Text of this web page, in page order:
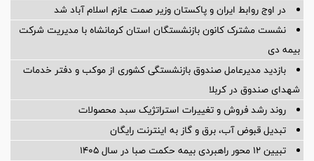
در اوج روابط ایران و پاکستان وزیر صمت عازم اسلام آباد شد
نشست مشترک کانون بازنشستگان استان کرمانشاه با مدیریت شرکت
بیمه دی
بازدید مدیرعامل صندوق بازنشستگی کشوری از موکب و دفتر خدمات
شهدای صندوق در کربلا
روند رشد فروش و تغییرات استراتژیک سبد محصولات
تبدیل قبوض آب، برق و گاز به اینترنت رایگان
️تبیین ۱۲ محور راهبردی بیمه حکمت صبا در سال ۱۴۰۵